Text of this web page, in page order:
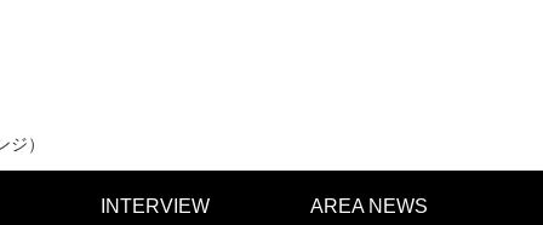
）
INTERVIEW AREA NEWS